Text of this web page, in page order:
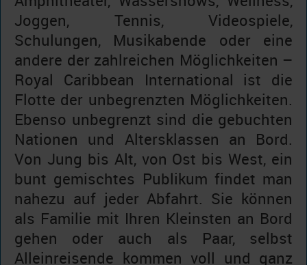
Joggen, Tennis, Videospiele,
Schulungen, Musikabende oder eine
andere der zahlreichen Möglichkeiten –
Royal Caribbean International ist die
Flotte der unbegrenzten Möglichkeiten.
Ebenso unbegrenzt sind die gebuchten
Nationen und Altersklassen an Bord.
Von Jung bis Alt, von Ost bis West, ein
bunt gemischtes Publikum findet man
nahezu auf jeder Abfahrt. Sie können
als Familie mit Ihren Kleinsten an Bord
gehen oder auch als Paar, selbst
Alleinreisende kommen voll und ganz